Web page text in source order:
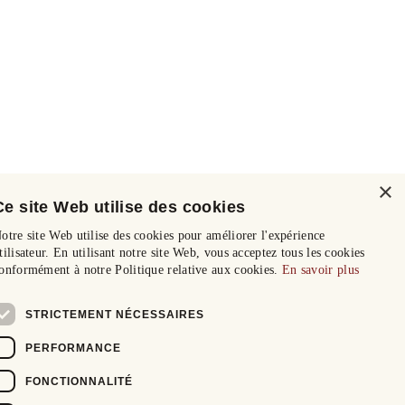
×
site Web utilise des cookies
site Web utilise des cookies pour améliorer l'expérience
En utilisant notre site Web, vous acceptez tous les cookies
à notre Politique relative aux cookies. En savoir plus
STRICTEMENT NÉCESSAIRES
PERFORMANCE
FONCTIONNALITÉ